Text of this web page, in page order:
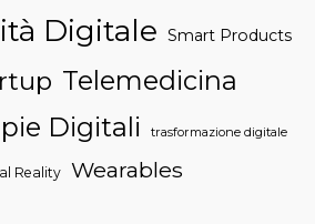
Digitale Smart Products
Telemedicina
Digitali trasformazione digitale
Reality Wearables